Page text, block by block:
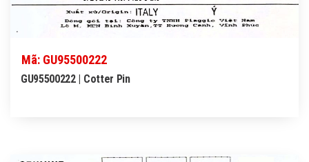
Mã: GU95500222
GU95500222 | Cotter Pin